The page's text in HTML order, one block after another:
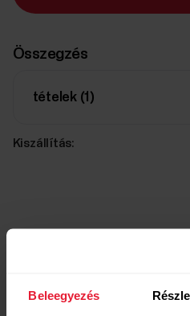
Beleegyezés
Összegzés
tételek (1 )
Kiszállítás: